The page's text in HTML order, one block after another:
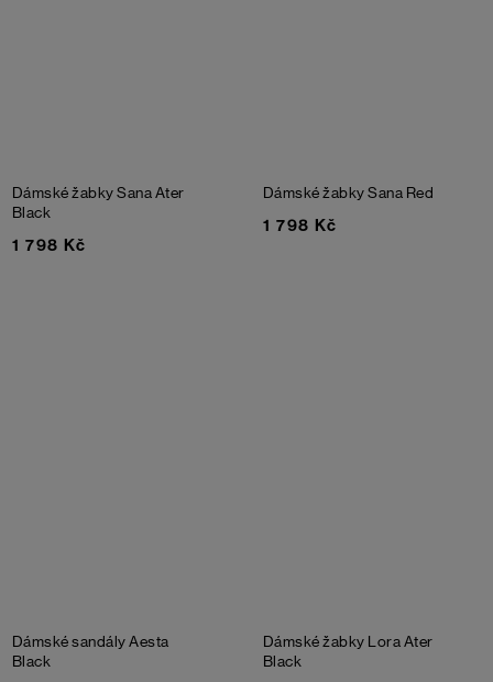
Dámské žabky Sana Ater
Black
1 798 Kč
Dámské žabky Sana Red
1 798 Kč
Dámské sandály Aesta
Black
Dámské žabky Lora Ater
Black